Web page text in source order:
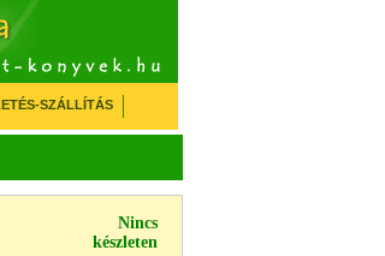
SZÁLLÍTÁS
Nincs
készleten